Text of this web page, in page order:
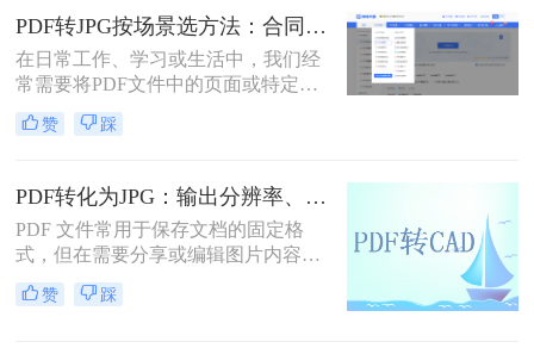
一页或多页转换为图片格式，比如
JPG或PNG，以方便在不同的应用场
景中使用。那么pdf转图片怎么转呢？
本文将详细介绍几种常见的方法来帮
助您将PDF文件转换为图片。
PDF转JPG按场景选方法：合同、图纸、证件照分别用哪种！
在日常工作、学习或生活中，我们经
常需要将PDF文件中的页面或特定内
容转换为JPG图片格式。无论是为了
在演示文稿中插入一页图表、在社交
了满足某些平台只支持图片上传的需
求，PDF转JPG都是一项非常实用的
技能
赞 踩
PDF转化为JPG：输出分辨率、色彩模式和压缩率的设置指南！
PDF 文件常用于保存文档的固定格
式，但在需要分享或编辑图片内容
时，JPG 格式更为灵活。那么pdf如何
转化为jpg呢？本文将详细介绍几种常
赞 踩